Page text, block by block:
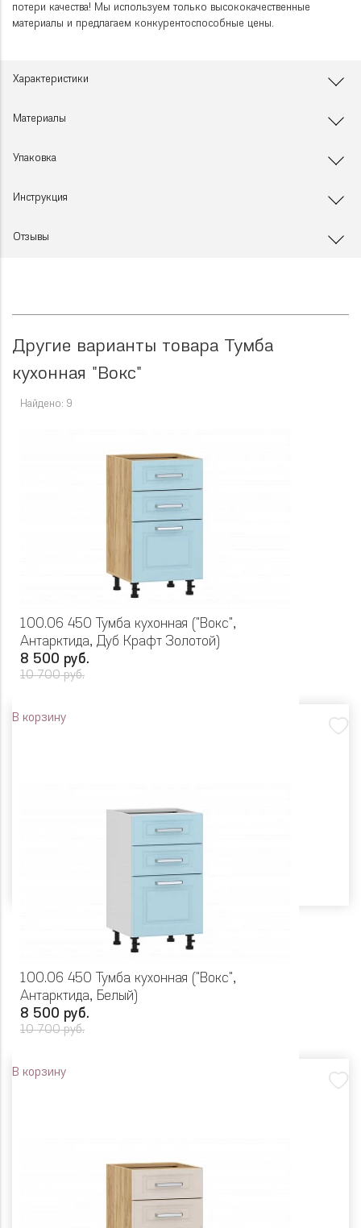
потери качества! Мы используем только высококачественные
материалы и предлагаем конкурентоспособные цены.
Характеристики
Материалы
Упаковка
Инструкция
Отзывы
Другие варианты товара Тумба
кухонная "Вокс"
Найдено: 9
100.06 450 Тумба кухонная ("Вокс",
Антарктида, Дуб Крафт Золотой)
8 500 руб.
10 700 руб.
В корзину
100.06 450 Тумба кухонная ("Вокс",
Антарктида, Белый)
8 500 руб.
10 700 руб.
В корзину